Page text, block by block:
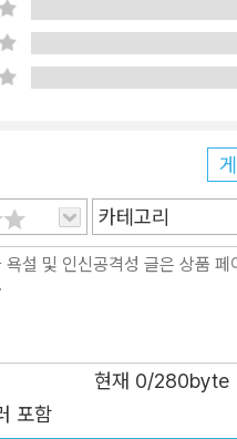
‘당신’이라는 말을 알려준 사
지성사, 2010)의 해설을 쓴
를린에서 이병률에게 사랑
은 이번 시집에서 자신이 오
만 했던 사랑의 순간들이 조
’을 완성해냈다. 그렇게 당신
리고 행복과 이별 그의 시
치환되었던 ‘사랑’이, 끊임없
한 적 시들어 죽어가는 식물
기차역에서 울어본 적 이 감
카테고리
현재 0/280byte
포함